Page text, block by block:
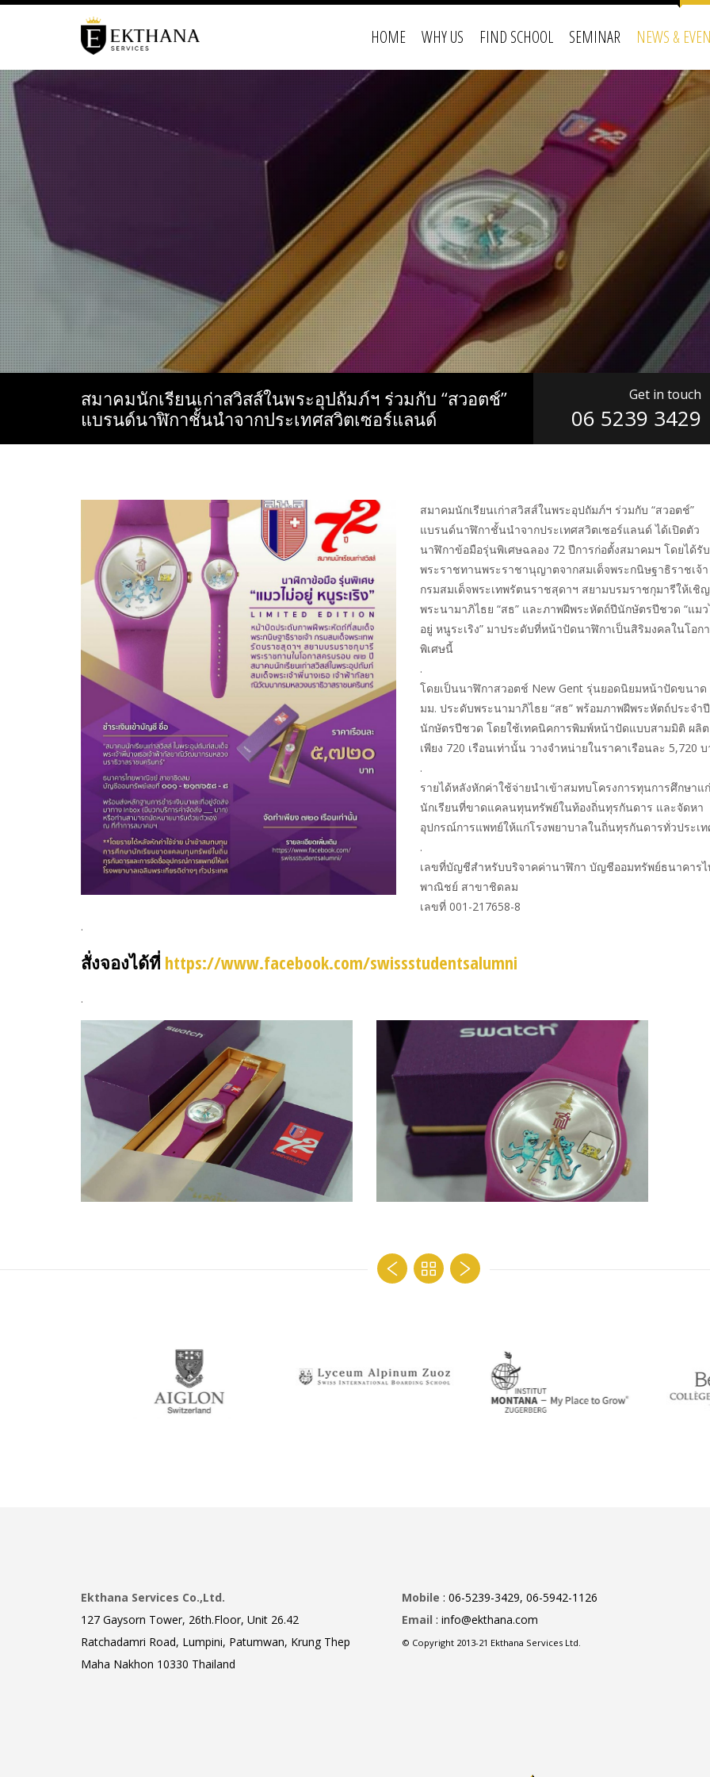
HOME WHY US FIND SCHOOL SEMINAR NEWS &
Get in touch
06 5239 3429
สมาคมนักเรียนเก่าสวิสส์ในพระอุปถัมภ์ฯ ร่วมกับ “สวอตช์”
แบรนด์นาฬิกาชั้นนำจากประเทศสวิตเซอร์แลนด์
สมาคมนักเรียนเก่าสวิสส์ในพระอุปถัมภ์ฯ ร่วมกับ “สวอตช์”
แบรนด์นาฬิกาชั้นนำจากประเทศสวิตเซอร์แลนด์ได้เปิดตัว
นาฬิกาข้อมือรุ่นพิเศษฉลอง 72 ปีการก่อตั้งสมาคมฯ โดยได้รับ
พระราชทานพระราชานุญาตจากสมเด็จพระกนิษฐาธิราชเจ้า
กรมสมเด็จพระเทพรัตนราชสุดาฯ สยามบรมราชกุมารีให้เชิญ
พระนามาภิไธย “สธ” และภาพฝีพระหัตถ์ปีนักษัตรปีชวด “แมว
อยู่ หนูระเริง” มาประดับที่หน้าปัดนาฬิกาเป็นสิริมงคลในโอก
พิเศษนี้
.
โดยเป็นนาฬิกาสวอตช์ New Gent รุ่นยอดนิยมหน้าปัดขนาด
มม. ประดับพระนามาภิไธย “สธ” พร้อมภาพฝีพระหัตถ์ประจำปี
นักษัตรปีชวด โดยใช้เทคนิคการพิมพ์หน้าปัดแบบสามมิติ ผลิต
เพียง 720 เรือนเท่านั้น วางจำหน่ายในราคาเรือนละ 5,720
.
รายได้หลังหักค่าใช้จ่ายนำเข้าสมทบโครงการทุนการศึกษาแก่
นักเรียนที่ขาดแคลนทุนทรัพย์ในท้องถิ่นทุรกันดาร และจัดหา
อุปกรณ์การแพทย์ให้แก่โรงพยาบาลในถิ่นทุรกันดารทั่วประเ
.
เลขที่บัญชีสำหรับบริจาคค่านาฬิกา บัญชีออมทรัพย์ธนาคารไ
พาณิชย์ สาขาชิดลม
เลขที่ 001-217658-8
.
สั่งจองได้ที่ https://www.facebook.com/swissstudentsalumni
.
Ekthana Services Co.,Ltd.
127 Gaysorn Tower, 26th.Floor, Unit 26.42
Ratchadamri Road, Lumpini, Patumwan, Krung Thep
Maha Nakhon 10330 Thailand
Mobile : 06-5239-3429, 06-5942-1126
Email : info@ekthana.com
© Copyright 2013-21 Ekthana Services Ltd.